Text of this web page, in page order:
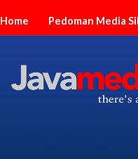
Skip to content
Home Pedoman Media